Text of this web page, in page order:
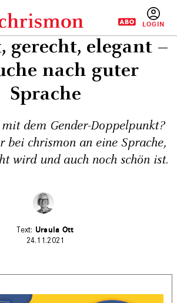
gerecht, elegant –
nach guter
Sprache
dem Gender-Doppelpunkt?
bei chrismon an eine Sprache,
wird und auch noch schön ist.
Ursula Ott
24.11.2021